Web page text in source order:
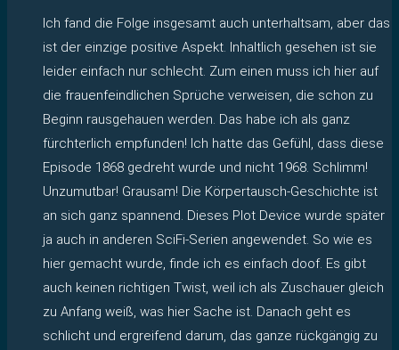
Ich fand die Folge insgesamt auch unterhaltsam, aber das
ist der einzige positive Aspekt. Inhaltlich gesehen ist sie
leider einfach nur schlecht. Zum einen muss ich hier auf
die frauenfeindlichen Sprüche verweisen, die schon zu
Beginn rausgehauen werden. Das habe ich als ganz
fürchterlich empfunden! Ich hatte das Gefühl, dass diese
Episode 1868 gedreht wurde und nicht 1968. Schlimm!
Unzumutbar! Grausam! Die Körpertausch-Geschichte ist
an sich ganz spannend. Dieses Plot Device wurde später
ja auch in anderen SciFi-Serien angewendet. So wie es
hier gemacht wurde, finde ich es einfach doof. Es gibt
auch keinen richtigen Twist, weil ich als Zuschauer gleich
zu Anfang weiß, was hier Sache ist. Danach geht es
schlicht und ergreifend darum, das ganze rückgängig zu